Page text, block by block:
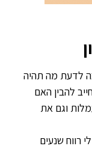
לדעת מה תהיה
להבין האם
וגם את
רווח שנעים